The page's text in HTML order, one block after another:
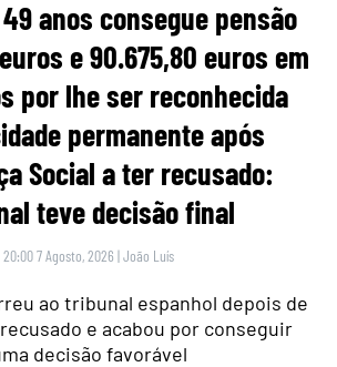
anos consegue pensão
e 90.675,80 euros em
por lhe ser reconhecida
permanente após
Social a ter recusado:
teve decisão final
20:00 7 Agosto, 2026 |João Luís
ao tribunal espanhol depois de
e acabou por conseguir
decisão favorável